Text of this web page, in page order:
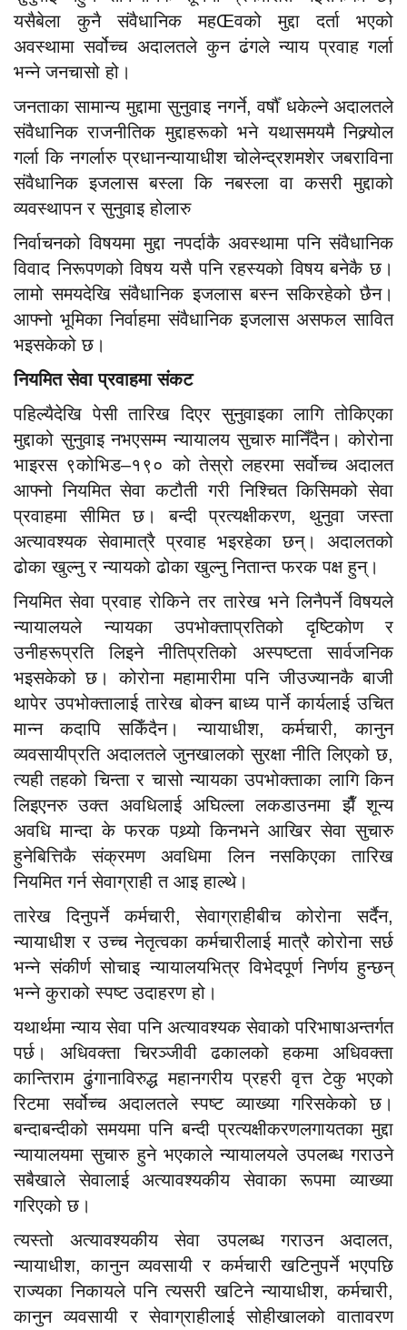
यसैबेला कुनै संवैधानिक महŒवको मुद्दा दर्ता भएको
अवस्थामा सर्वोच्च अदालतले कुन ढंगले न्याय प्रवाह गर्ला
भन्ने जनचासो हो।
जनताका सामान्य मुद्दामा सुनुवाइ नगर्ने, वर्षौँ धकेल्ने अदालतले
संवैधानिक राजनीतिक मुद्दाहरूको भने यथासमयमै निक्र्योल
गर्ला कि नगर्लारु प्रधानन्यायाधीश चोलेन्द्रशमशेर जबराविना
संवैधानिक इजलास बस्ला कि नबस्ला वा कसरी मुद्दाको
व्यवस्थापन र सुनुवाइ होलारु
निर्वाचनको विषयमा मुद्दा नपर्दाकै अवस्थामा पनि संवैधानिक
विवाद निरूपणको विषय यसै पनि रहस्यको विषय बनेकै छ।
लामो समयदेखि संवैधानिक इजलास बस्न सकिरहेको छैन।
आफ्नो भूमिका निर्वाहमा संवैधानिक इजलास असफल सावित
भइसकेको छ।
नियमित सेवा प्रवाहमा संकट
पहिल्यैदेखि पेसी तारिख दिएर सुनुवाइका लागि तोकिएका
मुद्दाको सुनुवाइ नभएसम्म न्यायालय सुचारु मानिँदैन। कोरोना
भाइरस ९कोभिड–१९० को तेस्रो लहरमा सर्वोच्च अदालत
आफ्नो नियमित सेवा कटौती गरी निश्चित किसिमको सेवा
प्रवाहमा सीमित छ। बन्दी प्रत्यक्षीकरण, थुनुवा जस्ता
अत्यावश्यक सेवामात्रै प्रवाह भइरहेका छन्। अदालतको
ढोका खुल्नु र न्यायको ढोका खुल्नु नितान्त फरक पक्ष हुन्।
नियमित सेवा प्रवाह रोकिने तर तारेख भने लिनैपर्ने विषयले
न्यायालयले न्यायका उपभोक्ताप्रतिको दृष्टिकोण र
उनीहरूप्रति लिइने नीतिप्रतिको अस्पष्टता सार्वजनिक
भइसकेको छ। कोरोना महामारीमा पनि जीउज्यानकै बाजी
थापेर उपभोक्तालाई तारेख बोक्न बाध्य पार्ने कार्यलाई उचित
मान्न कदापि सकिँदैन। न्यायाधीश, कर्मचारी, कानुन
व्यवसायीप्रति अदालतले जुनखालको सुरक्षा नीति लिएको छ,
त्यही तहको चिन्ता र चासो न्यायका उपभोक्ताका लागि किन
लिइएनरु उक्त अवधिलाई अघिल्ला लकडाउनमा झैँ शून्य
अवधि मान्दा के फरक पथ्र्यो किनभने आखिर सेवा सुचारु
हुनेबित्तिकै संक्रमण अवधिमा लिन नसकिएका तारिख
नियमित गर्न सेवाग्राही त आइ हाल्थे।
तारेख दिनुपर्ने कर्मचारी, सेवाग्राहीबीच कोरोना सर्दैन,
न्यायाधीश र उच्च नेतृत्वका कर्मचारीलाई मात्रै कोरोना सर्छ
भन्ने संकीर्ण सोचाइ न्यायालयभित्र विभेदपूर्ण निर्णय हुन्छन्
भन्ने कुराको स्पष्ट उदाहरण हो।
यथार्थमा न्याय सेवा पनि अत्यावश्यक सेवाको परिभाषाअन्तर्गत
पर्छ। अधिवक्ता चिरञ्जीवी ढकालको हकमा अधिवक्ता
कान्तिराम ढुंगानाविरुद्ध महानगरीय प्रहरी वृत्त टेकु भएको
रिटमा सर्वोच्च अदालतले स्पष्ट व्याख्या गरिसकेको छ।
बन्दाबन्दीको समयमा पनि बन्दी प्रत्यक्षीकरणलगायतका मुद्दा
न्यायालयमा सुचारु हुने भएकाले न्यायालयले उपलब्ध गराउने
सबैखाले सेवालाई अत्यावश्यकीय सेवाका रूपमा व्याख्या
गरिएको छ।
त्यस्तो अत्यावश्यकीय सेवा उपलब्ध गराउन अदालत,
न्यायाधीश, कानुन व्यवसायी र कर्मचारी खटिनुपर्ने भएपछि
राज्यका निकायले पनि त्यसरी खटिने न्यायाधीश, कर्मचारी,
कानुन व्यवसायी र सेवाग्राहीलाई सोहीखालको वातावरण